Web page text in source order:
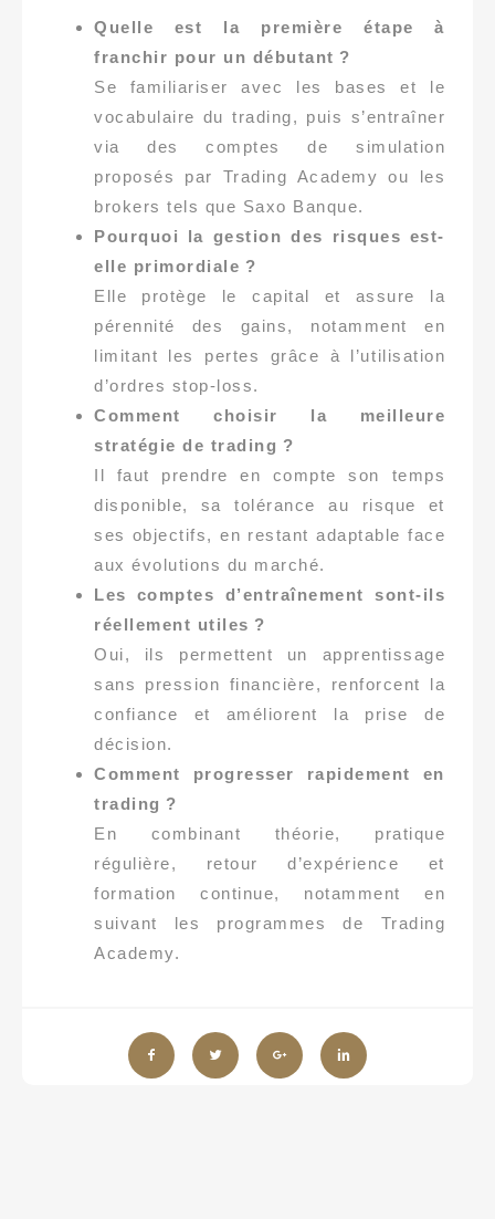
Quelle est la première étape à
franchir pour un débutant ?
Se familiariser avec les bases et le
vocabulaire du trading, puis s’entraîner
via des comptes de simulation
proposés par Trading Academy ou les
brokers tels que Saxo Banque.
Pourquoi la gestion des risques est-
elle primordiale ?
Elle protège le capital et assure la
pérennité des gains, notamment en
limitant les pertes grâce à l’utilisation
d’ordres stop-loss.
Comment choisir la meilleure
stratégie de trading ?
Il faut prendre en compte son temps
disponible, sa tolérance au risque et
ses objectifs, en restant adaptable face
aux évolutions du marché.
Les comptes d’entraînement sont-ils
réellement utiles ?
Oui, ils permettent un apprentissage
sans pression financière, renforcent la
confiance et améliorent la prise de
décision.
Comment progresser rapidement en
trading ?
En combinant théorie, pratique
régulière, retour d’expérience et
formation continue, notamment en
suivant les programmes de Trading
Academy.